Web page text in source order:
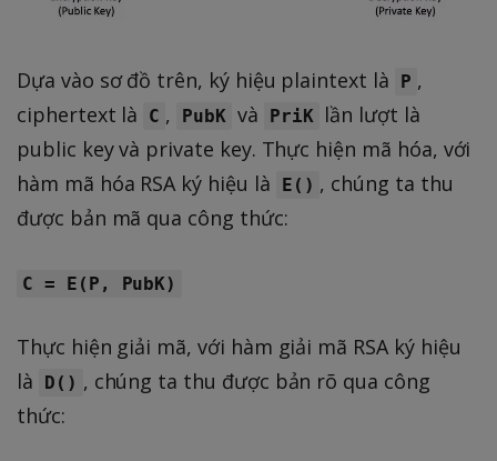
Dựa vào sơ đồ trên, ký hiệu plaintext là P ,
ciphertext là
C , PubK và PriK
lần lượt là
public key và private key. Thực hiện mã hóa, với
hàm mã hóa RSA ký hiệu là
E() , chúng ta thu
được bản mã qua công thức:
C = E(P, PubK)
Thực hiện giải mã, với hàm giải mã RSA ký hiệu
là
D() , chúng ta thu được bản rõ qua công
thức: